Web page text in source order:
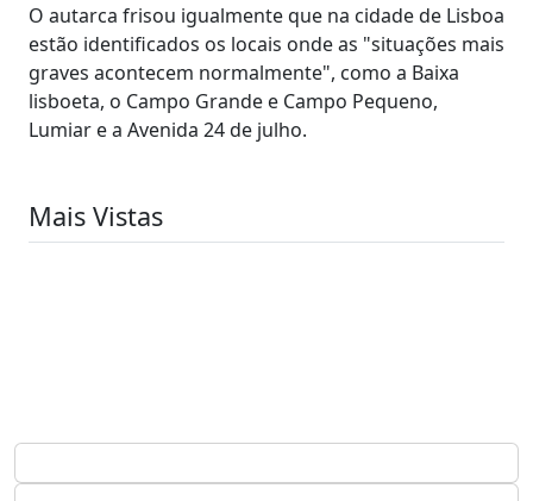
O autarca frisou igualmente que na cidade de Lisboa
estão identificados os locais onde as "situações mais
graves acontecem normalmente", como a Baixa
lisboeta, o Campo Grande e Campo Pequeno,
Lumiar e a Avenida 24 de julho.
Mais Vistas